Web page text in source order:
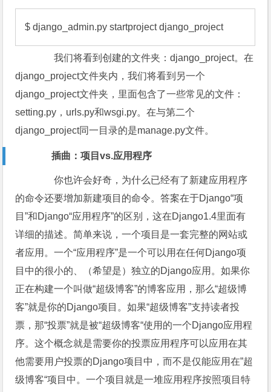
$ django_admin.py startproject django_project
我们将看到创建的文件夹：django_project。在
django_project文件夹内，我们将看到另一个
django_project文件夹，里面包含了一些常见的文件 ：
setting.py，urls.py和wsgi.py。在与第二个
django_project同一目录的是manage.py文件。
插曲：项目vs.应用程序
你也许会好奇，为什么已经有了新建应用程序
的命令还要增加新建项目的命令。答案在于Django“项
目”和Django“应用程序”的区别，这在Django1.4里面有
详细的描述。简单来说，一个项目是一套完整的网站或
者应用。一个“应用程序”是一个可以用在任何Django项
目中的很小的、（希望是）独立的Django应用。如果你
正在构建一个叫做“超级博客”的博客应用，那么“超级博
客”就是你的Django项目。如果“超级博客”支持读者投
票，那“投票”就是被“超级博客“使用的一个Django应用程
序。这个概念就是需要你的投票应用程序可以应用在其
他需要用户投票的Django项目中，而不是仅能应用在”超
级博客“项目中。一个项目就是一堆应用程序按照项目特